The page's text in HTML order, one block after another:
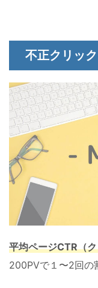
不正クリッ
平均ページCTR（
200PVで１〜2回の